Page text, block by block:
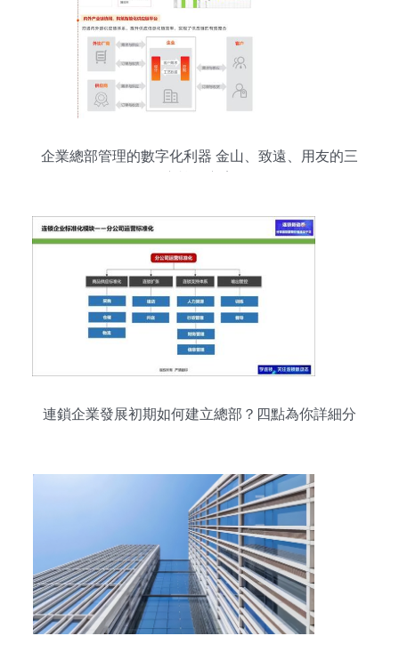
企業總部管理的數字化利器 金山、致遠、用友的三
連鎖企業發展初期如何建立總部？四點為你詳細分